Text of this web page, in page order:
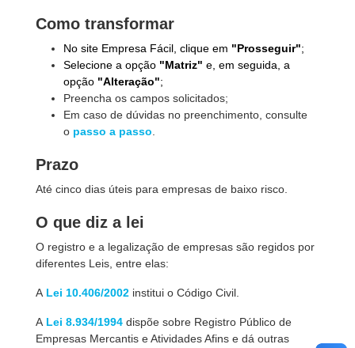
Como transformar
No site Empresa Fácil, clique em "Prosseguir";
Selecione a opção "Matriz" e, em seguida, a
opção "Alteração";
Preencha os campos solicitados;
Em caso de dúvidas no preenchimento, consulte
o passo a passo
Prazo
Até cinco dias úteis para empresas de baixo risco.
O que diz a lei
O registro e a legalização de empresas são regidos por
diferentes Leis, entre elas:
A Lei 10.406/2002 institui o Código Civil.
A Lei 8.934/1994 dispõe sobre Registro Público de
Empresas Mercantis e Atividades Afins e dá outras